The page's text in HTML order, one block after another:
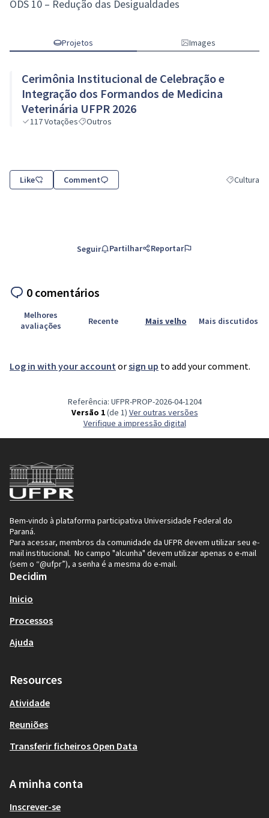
ODS 10 – Redução das Desigualdades
Projetos Images
Cerimônia Institucional de Celebração e
Integração dos Formandos de Medicina
Veterinária UFPR 2026
117Votações Outros
Like Comment Cultura
Seguir Partilhar Reportar
0 comentários
Melhores
avaliações
Recente Mais velho Mais discutidos
Log in with your account orsign up to add your comment.
Referência: UFPR-PROP-2026-04-1204
Versão 1(de 1) ver outras versões
Verifique a impressão digital
Bem-vindo à plataforma participativa Universidade Federal do
Paraná.
Para acessar, membros da comunidade da UFPR devem utilizar seu e-
mail institucional. No campo "alcunha" devem utilizar apenas o e-mail
(sem o “@ufpr”), a senha é a mesma do e-mail.
Decidim
Inicio
Processos
Ajuda
Resources
Atividade
Reuniões
Transferir ficheiros Open Data
A minha conta
Inscrever-se